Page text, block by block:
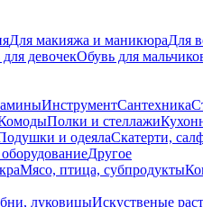
Для макияжа и маникюраДля
девочекОбувь для
ИнструментСантехника
Полки и стеллажи
и одеялаСкатерти,
Другое
Мясо, птица, субпродукты
луковицыИскуственые